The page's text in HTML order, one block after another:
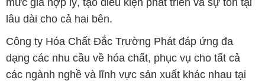
lâu dài cho cả hai bên.
Công ty Hóa Chất Đắc Trường Phát đáp ứng đa
dạng các nhu cầu về hóa chất, phục vụ cho tất cả
các ngành nghề và lĩnh vực sản xuất khác nhau tại